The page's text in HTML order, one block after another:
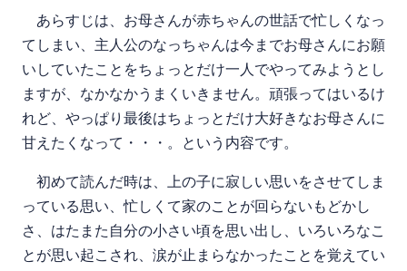
あらすじは、お母さんが赤ちゃんの世話で忙しくなっ
てしまい、主人公のなっちゃんは今までお母さんにお願
いしていたことをちょっとだけ一人でやってみようとし
ますが、なかなかうまくいきません。頑張ってはいるけ
れど、やっぱり最後はちょっとだけ大好きなお母さんに
甘えたくなって・・・。という内容です。
初めて読んだ時は、上の子に寂しい思いをさせてしま
っている思い、忙しくて家のことが回らないもどかし
さ、はたまた自分の小さい頃を思い出し、いろいろなこ
とが思い起こされ、涙が止まらなかったことを覚えてい